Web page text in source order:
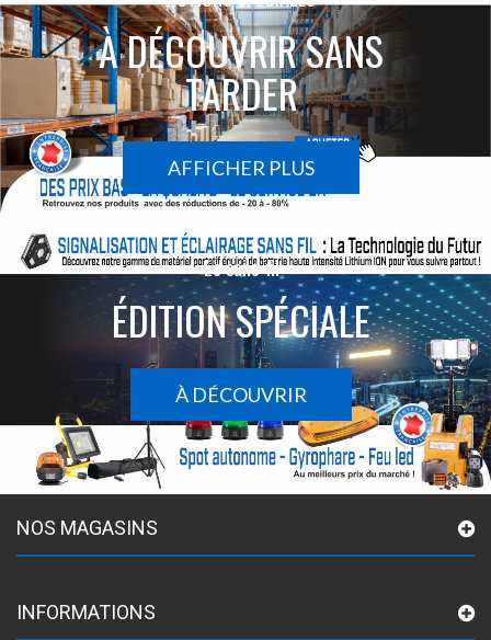
À DÉCOUVRIR SANS
TARDER
AFFICHER PLUS
Le sans-fil
ÉDITION SPÉCIALE
À DÉCOUVRIR
NOS MAGASINS
INFORMATIONS